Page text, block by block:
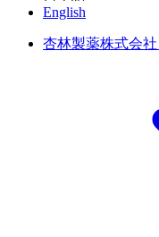
English
杏林製薬株式会